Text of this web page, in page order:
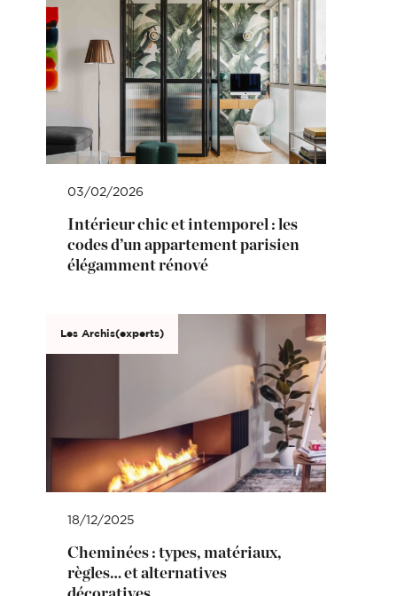
03/02/2026
Intérieur chic et intemporel : les
codes d’un appartement parisien
élégamment rénové
Les Archis(experts)
18/12/2025
Cheminées : types, matériaux,
règles… et alternatives